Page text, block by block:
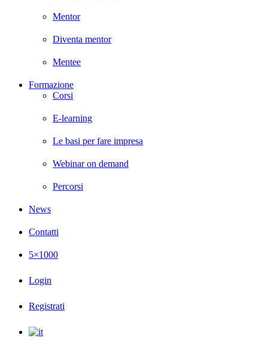
Mentor
Diventa mentor
Mentee
Formazione
Corsi
E-learning
Le basi per fare impresa
Webinar on demand
Percorsi
News
Contatti
5×1000
Login
Registrati